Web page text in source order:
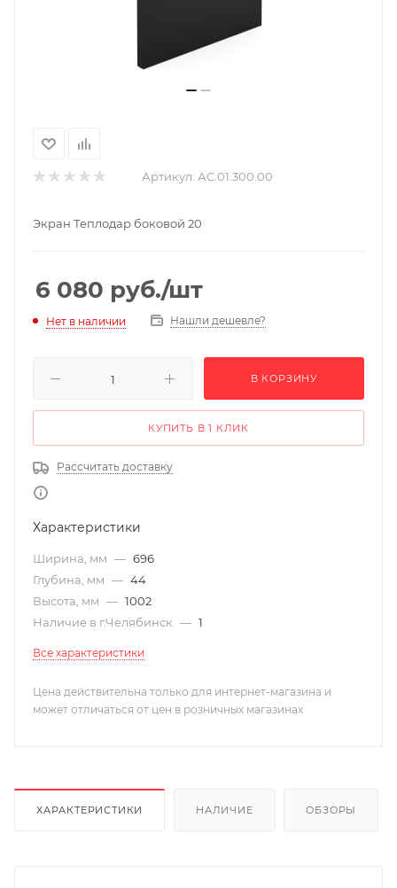
Артикул: АС.01.300.00
Экран Теплодар боковой 20
6 080 руб./шт
Нет в наличии Нашли дешевле?
В КОРЗИНУ
КУПИТЬ В 1 КЛИК
Рассчитать доставку
Характеристики
Ширина, мм — 696
Глубина, мм — 44
Высота, мм — 1002
Наличие в г.Челябинск — 1
Все характеристики
Цена действительна только для интернет-магазина и
может отличаться от цен в розничных магазинах
ХАРАКТЕРИСТИКИ НАЛИЧИЕ ОБЗОРЫ